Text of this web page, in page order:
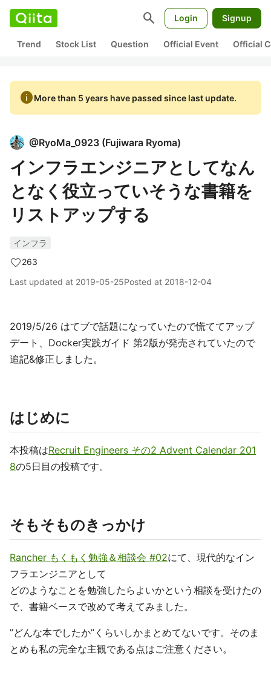
search Login Signup
Trend Stock List Question Official Event Official
infoMore than 5 years have passed since last update.
@RyoMa_0923 (Fujiwara Ryoma)
インフラエンジニアとしてなん
となく役立っていそうな書籍を
リストアップする
インフラ
263
Last updated at 2019-05-25Posted at 2018-12-04
2019/5/26 はてブで話題になっていたので慌ててアップ
デート、Docker実践ガイド 第2版が発売されていたので
追記&修正しました。
はじめに
本投稿はRecruit Engineers その2 Advent Calendar 201
8の5日目の投稿です。
そもそものきっかけ
Rancher もくもく勉強＆相談会 #02にて、現代的なイン
フラエンジニアとして
どのようなことを勉強したらよいかという相談を受けたの
で、書籍ベースで改めて考えてみました。
”どんな本でしたか”くらいしかまとめてないです。そのま
とめも私の完全な主観である点はご注意ください。